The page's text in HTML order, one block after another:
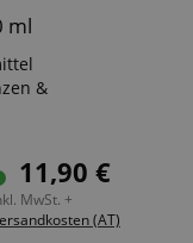
ml
&
Zupfinstrumenten
wie z.B.
fleck- &
11,90 €
MwSt. +
(AT)